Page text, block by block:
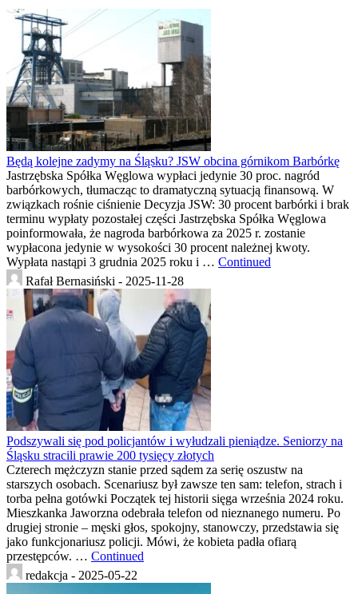
Będą kolejne zadymy na Śląsku? JSW obcina górnikom Barbórkę
Jastrzębska Spółka Węglowa wypłaci jedynie 30 proc. nagród
barbórkowych, tłumacząc to dramatyczną sytuacją finansową. W
związkach rośnie ciśnienie Decyzja JSW: 30 procent barbórki i brak
terminu wypłaty pozostałej części Jastrzębska Spółka Węglowa
poinformowała, że nagroda barbórkowa za 2025 r. zostanie
wypłacona jedynie w wysokości 30 procent należnej kwoty.
Wypłata nastąpi 3 grudnia 2025 roku i … Continued
Rafał Bernasiński - 2025-11-28
Podszywali się pod policjantów i wyłudzali pieniądze. Seniorzy na
Śląsku stracili prawie 200 tysięcy złotych
Czterech mężczyzn stanie przed sądem za serię oszustw na
starszych osobach. Scenariusz był zawsze ten sam: telefon, strach i
torba pełna gotówki Początek tej historii sięga września 2024 roku.
Mieszkanka Jaworzna odebrała telefon od nieznanego numeru. Po
drugiej stronie – męski głos, spokojny, stanowczy, przedstawia się
jako funkcjonariusz policji. Mówi, że kobieta padła ofiarą
przestępców. … Continued
redakcja - 2025-05-22